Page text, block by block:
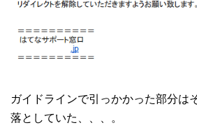
ガイドラインで引っかかった部分は
落としていた、、、。